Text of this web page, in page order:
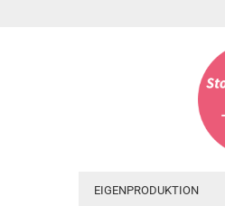
EIGENPRODUKTION